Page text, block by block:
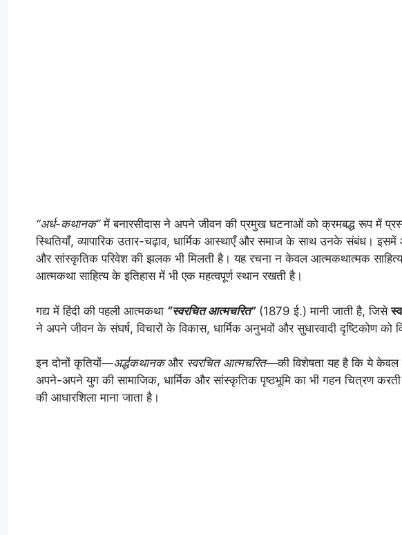
“अर्ध-कथानक”में बनारसीदास ने अपने जीवन की प्रमुख घटनाओं को क्रमबद्ध रूप में
स्थितियाँ, व्यापारिक उतार-चढ़ाव, धार्मिक आस्थाएँ और समाज के साथ उनके संबंध।
और सांस्कृतिक परिवेश की झलक भी मिलती है। यह रचना न केवल आत्मकथात्मक साहित्य
आत्मकथा साहित्य के इतिहास में भी एक महत्वपूर्ण स्थान रखती है।
गद्य में हिंदी की पहली आत्मकथा “स्वरचित आत्मचरित”(1879 ई.) मानी जाती है, जिसे
ने अपने जीवन के संघर्ष, विचारों के विकास, धार्मिक अनुभवों और सुधारवादी दृष्टिकोण को
इन दोनों कृतियों—अर्द्धकथानकऔर स्वरचित आत्मचरित—की विशेषता यह है कि ये केवल
अपने-अपने युग की सामाजिक, धार्मिक और सांस्कृतिक पृष्ठभूमि का भी गहन चित्रण करती
की आधारशिला माना जाता है।